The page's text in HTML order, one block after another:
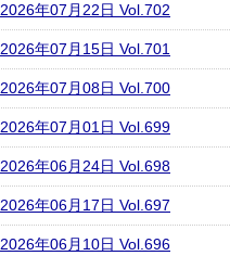
2026年07月22日 Vol.702
2026年07月15日 Vol.701
2026年07月08日 Vol.700
2026年07月01日 Vol.699
2026年06月24日 Vol.698
2026年06月17日 Vol.697
2026年06月10日 Vol.696